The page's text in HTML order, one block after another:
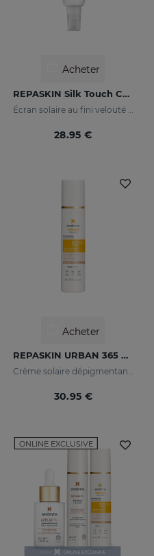
Acheter
REPASKIN Silk Touch Color SPF50
28.95 €
Acheter
REPASKIN URBAN 365 Depigmenting SPF50+
Crème solaire dépigmentante pour le visage
30.95 €
ONLINE EXCLUSIVE